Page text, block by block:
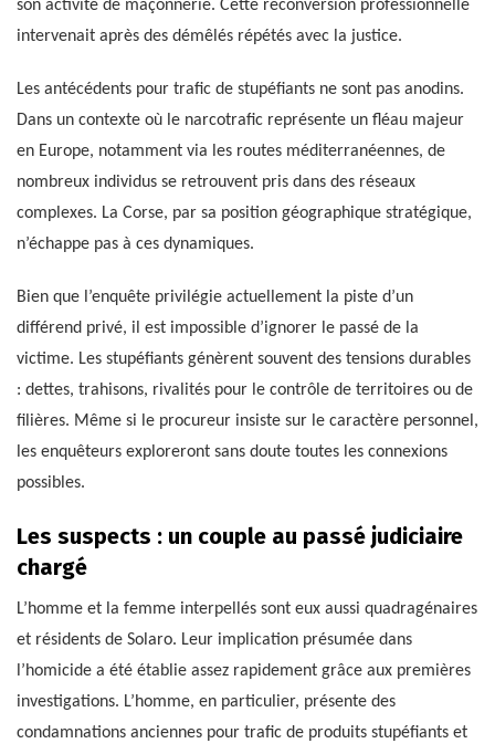
son activité de maçonnerie. Cette reconversion professionnelle
intervenait après des démêlés répétés avec la justice.
Les antécédents pour trafic de stupéfiants ne sont pas anodins.
Dans un contexte où le narcotrafic représente un fléau majeur
en Europe, notamment via les routes méditerranéennes, de
nombreux individus se retrouvent pris dans des réseaux
complexes. La Corse, par sa position géographique stratégique,
n’échappe pas à ces dynamiques.
Bien que l’enquête privilégie actuellement la piste d’un
différend privé, il est impossible d’ignorer le passé de la
victime. Les stupéfiants génèrent souvent des tensions durables
: dettes, trahisons, rivalités pour le contrôle de territoires ou de
filières. Même si le procureur insiste sur le caractère personnel,
les enquêteurs exploreront sans doute toutes les connexions
possibles.
Les suspects : un couple au passé judiciaire
chargé
L’homme et la femme interpellés sont eux aussi quadragénaires
et résidents de Solaro. Leur implication présumée dans
l’homicide a été établie assez rapidement grâce aux premières
investigations. L’homme, en particulier, présente des
condamnations anciennes pour trafic de produits stupéfiants et